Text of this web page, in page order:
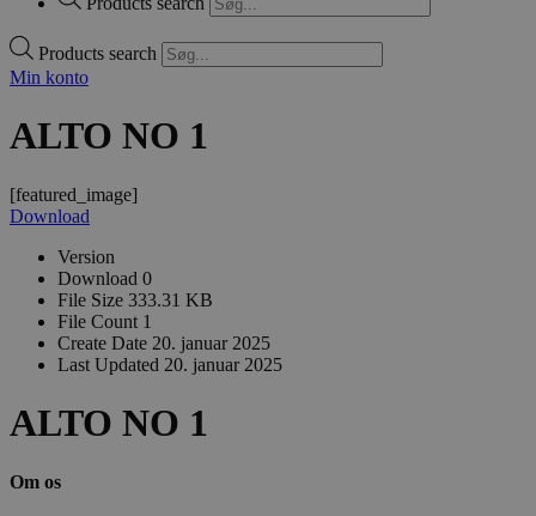
Products search
Min konto
ALTO NO 1
[featured_image]
Download
Version
Download 0
File Size 333.31 KB
File Count 1
Create Date 20. januar 2025
Last Updated 20. januar 2025
ALTO NO 1
Om os